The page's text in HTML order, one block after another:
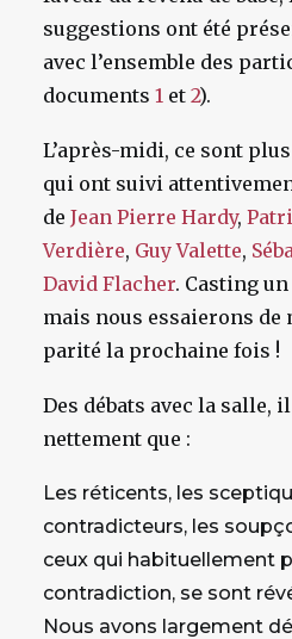
suggestions ont été
avec l’ensemble des
documents 1 et 2).
L’après-midi, ce sont
qui ont suivi
de Jean Pierre Hardy,
Verdière, Guy Valette,
David Flacher. Casting
mais nous essaierons de
parité la prochaine fois !
Des débats avec la salle,
nettement que :
Les réticents, les
contradicteurs, les
ceux qui habituellement
contradiction, se sont
Nous avons largement